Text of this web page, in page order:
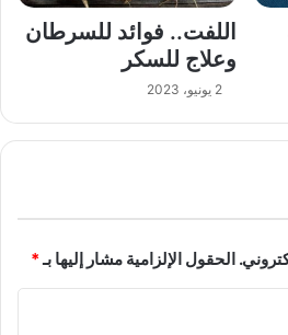
اللفت.. فوائد للسرطان
وعلاج للسكر
2 يونيو، 2023
الحقول الإلزامية مشار إليها بـ*